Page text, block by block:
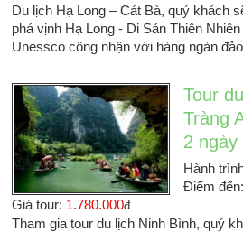
Du lịch Hạ Long – Cát Bà, quý khách
phá vịnh Hạ Long - Di Sản Thiên
Unessco công nhận với hàng ngàn
Tour
Tràng
2 ngày
Hành
Điểm đến:
Giá tour: 1.780.000đ
Tham gia tour du lịch Ninh Bình, quý